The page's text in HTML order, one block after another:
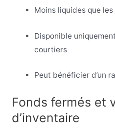
Moins liquides que
Disponible
courtiers
Peut bénéficier d’un
Fonds fermés et
d’inventaire